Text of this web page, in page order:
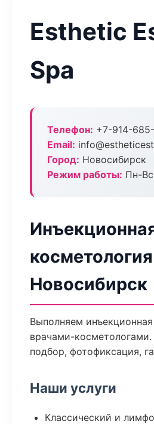
Esthetic
Spa
Телефон: +7-914-
Email:
Город: Новосибирск
Режим работы: Пн-
Новосибирск
Выполняем
врачами-
подбор, фотофиксация,
Наши услуги
Классический и